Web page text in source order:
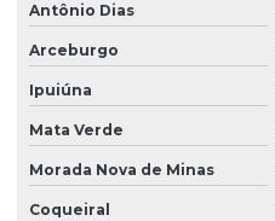
Antônio Dias
Arceburgo
Ipuiúna
Mata Verde
Morada Nova de Minas
Coqueiral